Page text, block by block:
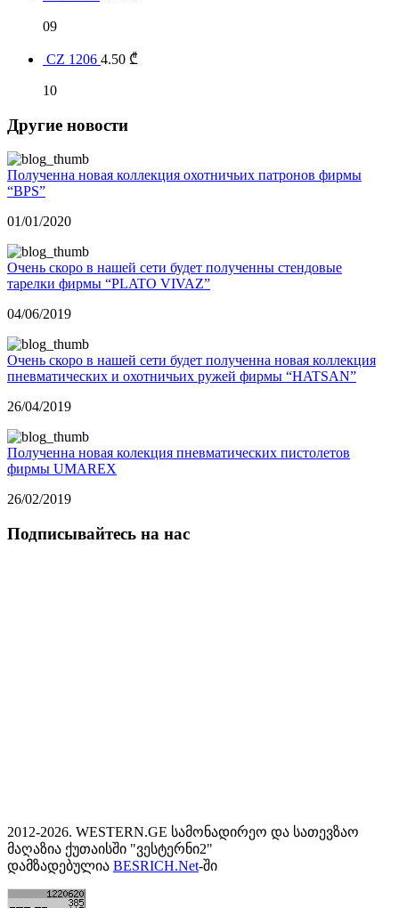
09
CZ 1206 4.50 ₾
10
Другие новости
Полученна новая коллекция охотничьих патронов фирмы
“BPS”
01/01/2020
Очень скоро в нашей сети будет полученны стендовые
тарелки фирмы “PLATO VIVAZ”
04/06/2019
Очень скоро в нашей сети будет полученна новая коллекция
пневматических и охотничьих ружей фирмы “HATSAN”
26/04/2019
Полученна новая колекция пневматических пистолетов
фирмы UMAREX
26/02/2019
Подписывайтесь на нас
2012-2026. WESTERN.GE სამონადირეო და სათევზაო
მაღაზია ქუთაისში "ვესტერნი2"
დამზადებულია BESRICH.Net-ში